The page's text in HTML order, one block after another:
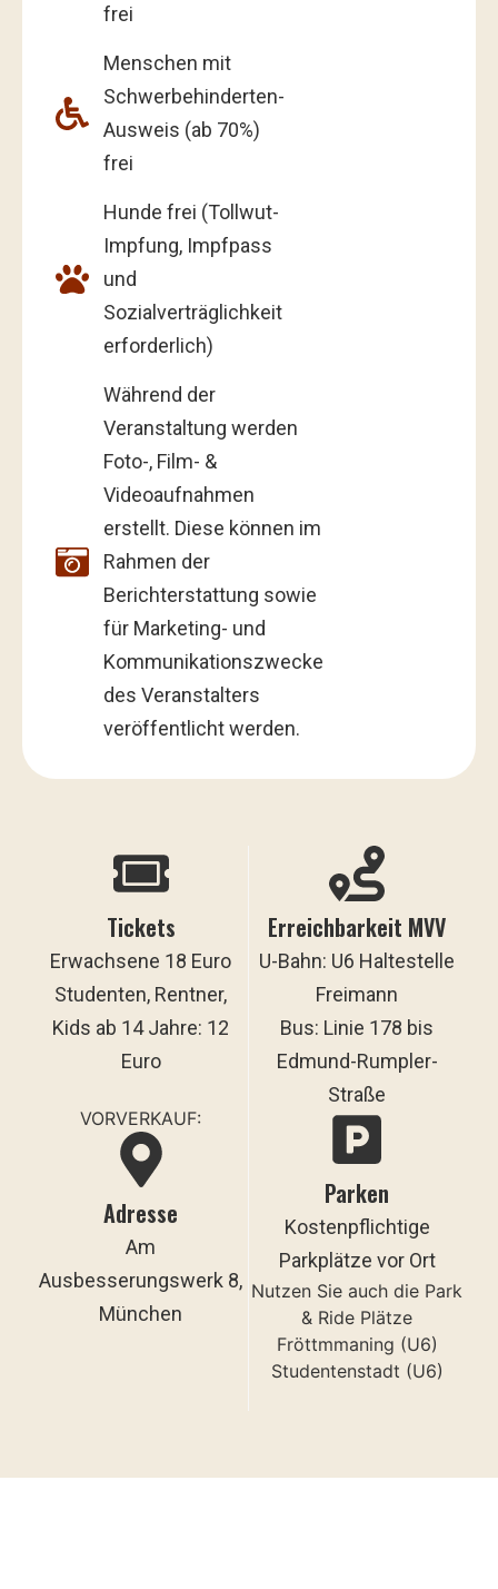
frei
Menschen mit
Schwerbehinderten-
Ausweis (ab 70%)
frei
Hunde frei (Tollwut-
Impfung, Impfpass
und
Sozialverträglichkeit
erforderlich)
Während der
Veranstaltung werden
Foto-, Film- &
Videoaufnahmen
erstellt. Diese können im
Rahmen der
Berichterstattung sowie
für Marketing- und
Kommunikationszwecke
des Veranstalters
veröffentlicht werden.
Tickets
Erwachsene 18 Euro
Studenten, Rentner,
Kids ab 14 Jahre: 12
Euro
VORVERKAUF:
Adresse
Am
Ausbesserungswerk 8,
München
Erreichbarkeit MVV
U-Bahn: U6 Haltestelle
Freimann
Bus: Linie 178 bis
Edmund-Rumpler-
Straße
Parken
Kostenpflichtige
Parkplätze vor Ort
Nutzen Sie auch die Park
& Ride Plätze
Fröttmmaning (U6)
Studentenstadt (U6)